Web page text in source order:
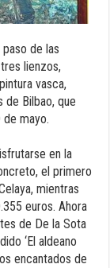
de las
lienzos,
vasca,
de Bilbao, que
de mayo.
en la
el primero
mientras
euros. Ahora
de De la Sota
‘El aldeano
encantados de